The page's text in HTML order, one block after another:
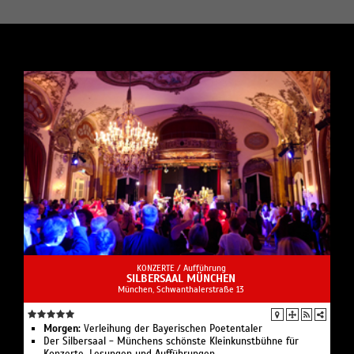
KONZERTE / Aufführung
SILBERSAAL MÜNCHEN
München, Schwanthalerstraße 13
Morgen: Verleihung der Bayerischen Poetentaler
Der Silbersaal - Münchens schönste Kleinkunstbühne für